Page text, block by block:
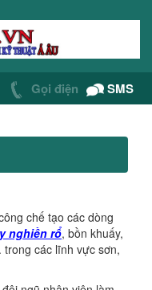
Gọi điện SMS
chế tạo các dòng
nghiền rổ, bồn khuấy,
các lĩnh vực sơn,